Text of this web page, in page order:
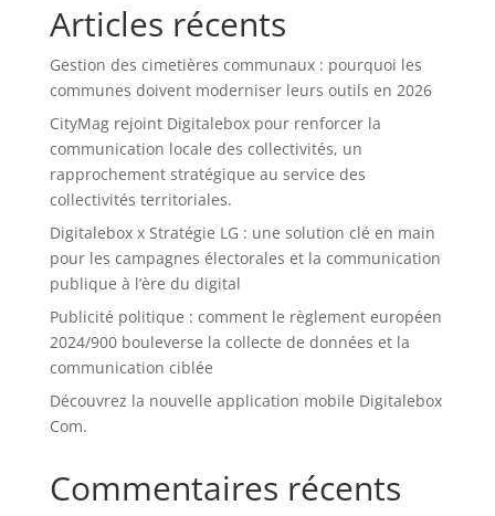
Articles récents
Gestion des cimetières communaux : pourquoi les
communes doivent moderniser leurs outils en 2026
CityMag rejoint Digitalebox pour renforcer la
communication locale des collectivités, un
rapprochement stratégique au service des
collectivités territoriales.
Digitalebox x Stratégie LG : une solution clé en main
pour les campagnes électorales et la communication
publique à l’ère du digital
Publicité politique : comment le règlement européen
2024/900 bouleverse la collecte de données et la
communication ciblée
Découvrez la nouvelle application mobile Digitalebox
Com.
Commentaires récents